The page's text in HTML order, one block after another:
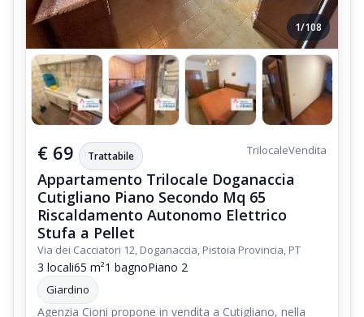
Il Trilocale viene venduto attrezzato ed arredato,
come da Foto e Video pubblicati in questo articolo;
Impianto di Riscaldamento dell'Appartamento Trilocale
L'Appartamento Trilocale Doganaccia Cutigliano Mq 65 Piano
Primo,
è dotato di impianto di Riscaldamento e Produzione di Acqua
Calda Sanitaria Indipendente,
realizzato con una Radiatori Elettrici (Piastre Radianti -
Termoconvettori),
ed un Boiler Elettrico della Capacità di 80 Litri, installato
all'interno del Bagno.
Aree Comuni Verdi e Parcheggio dell'Appartamento Trilocale
La Palazzina Condominiale e L'Appartamento Trilocale
1/108
€ 69 Trattabile TrilocaleVendita
Appartamento Trilocale Doganaccia
Cutigliano Piano Secondo Mq 65
Riscaldamento Autonomo Elettrico
Stufa a Pellet
Via dei Cacciatori 12, Doganaccia, Pistoia Provincia, PT
3 locali65 m²1 bagnoPiano 2
Giardino
Agenzia Cioni propone in vendita a Cutigliano, nella